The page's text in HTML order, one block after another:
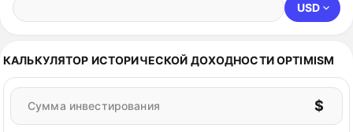
USD
КАЛЬКУЛЯТОР ИСТОРИЧЕСКОЙ ДОХОДНОСТИ OPTIMISM
Сумма инвестирования $